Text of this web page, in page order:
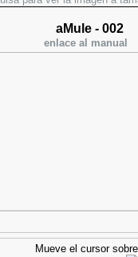
aMule - 002
enlace al manual
Mueve el cursor